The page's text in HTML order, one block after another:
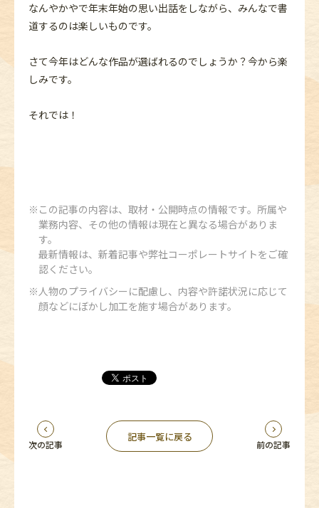
なんやかやで年末年始の思い出話をしながら、みんなで書
道するのは楽しいものです。
さて今年はどんな作品が選ばれるのでしょうか？今から楽
しみです。
それでは！
この記事の内容は、取材・公開時点の情報です。所属や
業務内容、その他の情報は現在と異なる場合がありま
す。
最新情報は、新着記事や弊社コーポレートサイトをご確
認ください。
人物のプライバシーに配慮し、内容や許諾状況に応じて
顔などにぼかし加工を施す場合があります。
次の記事
記事一覧に戻る
前の記事